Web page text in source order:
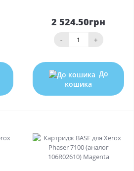
2 524.50грн
- +
До
кошика